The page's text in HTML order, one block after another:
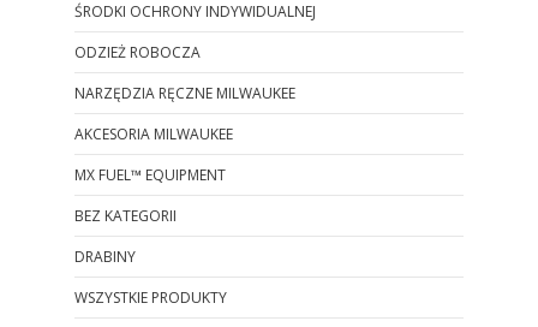
ŚRODKI OCHRONY INDYWIDUALNEJ
ODZIEŻ ROBOCZA
NARZĘDZIA RĘCZNE MILWAUKEE
AKCESORIA MILWAUKEE
MX FUEL™ EQUIPMENT
BEZ KATEGORII
DRABINY
WSZYSTKIE PRODUKTY